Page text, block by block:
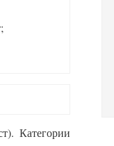
Категории